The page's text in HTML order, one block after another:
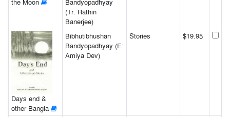
the Moon
Bandyopadhyay
(Tr. Rathin
Banerjee)
Days end &
other Bangla
Bibhutibhushan
Bandyopadhyay (E:
Amiya Dev)
Stories $19.95